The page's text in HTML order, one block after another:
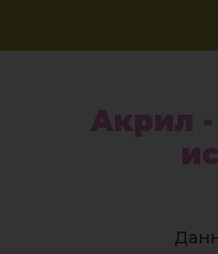
Акрил